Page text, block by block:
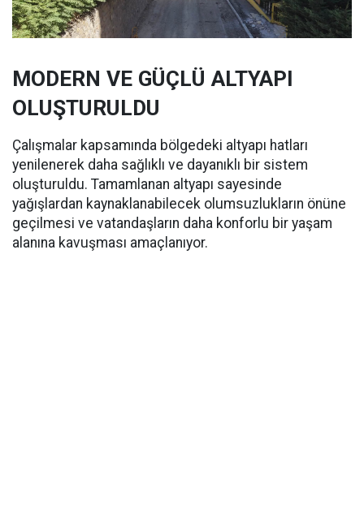
MODERN VE GÜÇLÜ ALTYAPI
OLUŞTURULDU
Çalışmalar kapsamında bölgedeki altyapı hatları
yenilenerek daha sağlıklı ve dayanıklı bir sistem
oluşturuldu. Tamamlanan altyapı sayesinde
yağışlardan kaynaklanabilecek olumsuzlukların önüne
geçilmesi ve vatandaşların daha konforlu bir yaşam
alanına kavuşması amaçlanıyor.